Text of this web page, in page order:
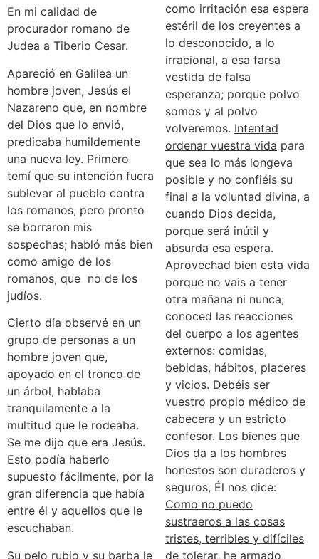
En mi calidad de
procurador romano de
Judea a Tiberio Cesar.
Apareció en Galilea un
hombre joven, Jesús el
Nazareno que, en nombre
del Dios que lo envió,
predicaba humildemente
una nueva ley. Primero
temí que su intención fuera
sublevar al pueblo contra
los romanos, pero pronto
se borraron mis
sospechas; habló más bien
como amigo de los
romanos, que no de los
judíos.
Cierto día observé en un
grupo de personas a un
hombre joven que,
apoyado en el tronco de
un árbol, hablaba
tranquilamente a la
multitud que le rodeaba.
Se me dijo que era Jesús.
Esto podía haberlo
supuesto fácilmente, por la
gran diferencia que había
entre él y aquellos que le
escuchaban.
Su pelo rubio y su barba le
como irritación esa espera
estéril de los creyentes a
lo desconocido, a lo
irracional, a esa farsa
vestida de falsa
esperanza; porque polvo
somos y al polvo
volveremos. Intentad
ordenar vuestra vida para
que sea lo más longeva
posible y no confiéis su
final a la voluntad divina, a
cuando Dios decida,
porque será inútil y
absurda esa espera.
Aprovechad bien esta vida
porque no vais a tener
otra mañana ni nunca;
conoced las reacciones
del cuerpo a los agentes
externos: comidas,
bebidas, hábitos, placeres
y vicios. Debéis ser
vuestro propio médico de
cabecera y un estricto
confesor. Los bienes que
Dios da a los hombres
honestos son duraderos y
seguros, Él nos dice:
Como no puedo
sustraeros a las cosas
tristes, terribles y difíciles
de tolerar, he armado